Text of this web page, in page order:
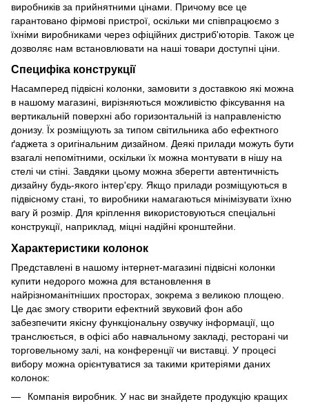
виробників за прийнятними цінами. Причому все це
гарантовано фірмові пристрої, оскільки ми співпрацюємо з
їхніми виробниками через офіційних дистриб'юторів. Також це
дозволяє нам встановлювати на наші товари доступні ціни.
Специфіка конструкції
Насамперед підвісні колонки, замовити з доставкою які можна
в нашому магазині, вирізняються можливістю фіксування на
вертикальній поверхні або горизонтальній із направленістю
донизу. Їх розміщують за типом світильника або ефектного
ґаджета з оригінальним дизайном. Деякі прилади можуть бути
взагалі непомітними, оскільки їх можна монтувати в нішу на
стелі чи стіні. Завдяки цьому можна зберегти автентичність
дизайну будь-якого інтер'єру. Якщо прилади розміщуються в
підвісному стані, то виробники намагаються мінімізувати їхню
вагу й розмір. Для кріплення використовуються спеціальні
конструкції, наприклад, міцні надійні кронштейни.
Характеристики колонок
Представлені в нашому інтернет-магазині підвісні колонки
купити недорого можна для встановлення в
найрізноманітніших просторах, зокрема з великою площею.
Це дає змогу створити ефектний звуковий фон або
забезпечити якісну функціональну озвучку інформації, що
транслюється, в офісі або навчальному закладі, ресторані чи
торговельному залі, на конференції чи виставці. У процесі
вибору можна орієнтуватися за такими критеріями даних
колонок:
Компанія виробник. У нас ви знайдете продукцію кращих